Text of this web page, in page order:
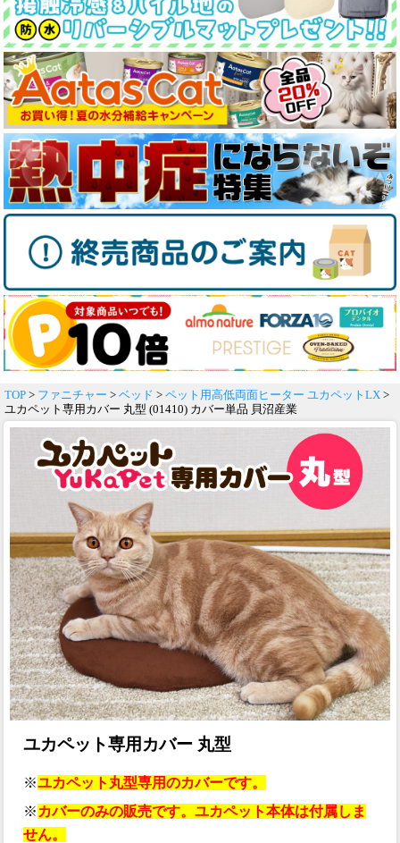
TOP > ファニチャー > ベッド > ペット用高低両面ヒーター ユカペットLX >
ユカペット専用カバー 丸型 (01410) カバー単品 貝沼産業
ユカペット専用カバー 丸型
※ユカペット丸型専用のカバーです。
※ カバーのみの販売です。ユカペット本体は付属しま
せん。